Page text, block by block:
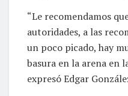
“Le recomendamos
autoridades, a las
un poco picado, hay
basura en la arena en
expresó Edgar